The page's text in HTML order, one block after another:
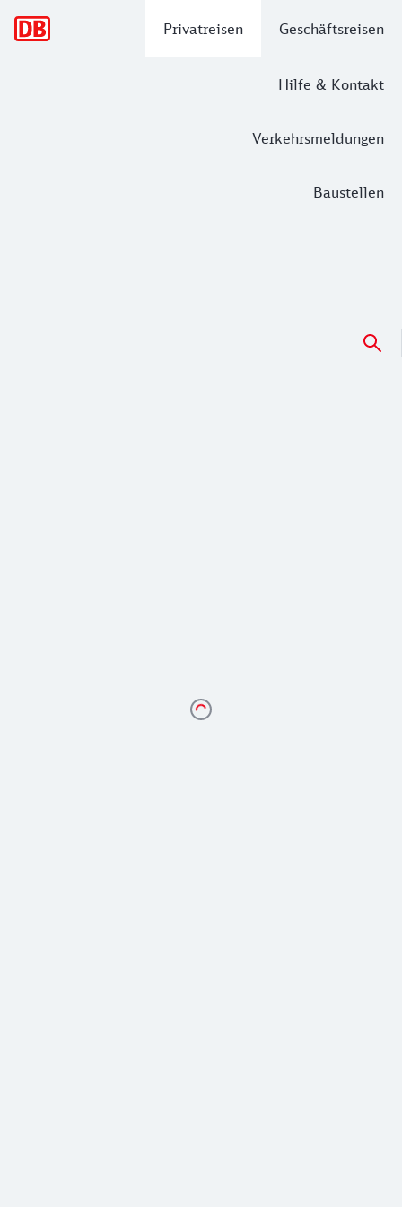
Privatreisen Geschäftsreisen
Hilfe & Kontakt
Verkehrsmeldungen
Baustellen